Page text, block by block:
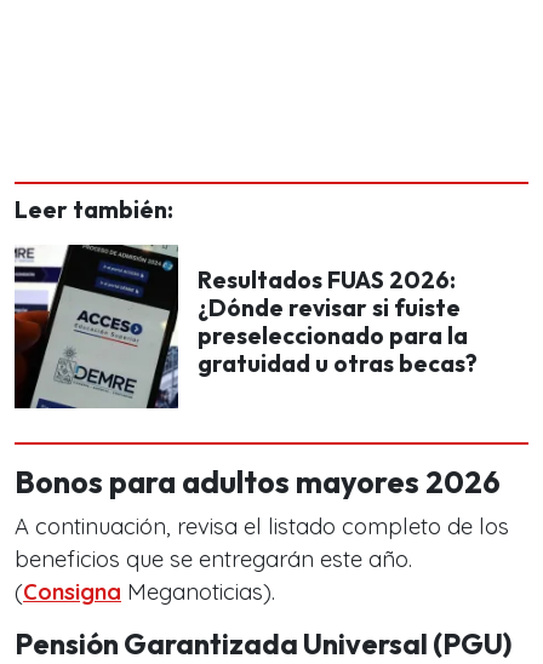
Leer también:
Resultados FUAS 2026:
¿Dónde revisar si fuiste
preseleccionado para la
gratuidad u otras becas?
Bonos para adultos mayores 2026
A continuación, revisa el listado completo de los
beneficios que se entregarán este año.
(Consigna Meganoticias).
Pensión Garantizada Universal (PGU)